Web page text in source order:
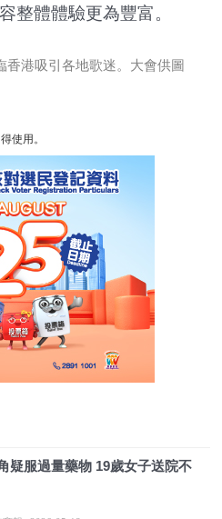
整體體驗更為豐富。
香港吸引各地歌迷。大會供圖
使用。
疑服過量藥物 19歲女子送院不